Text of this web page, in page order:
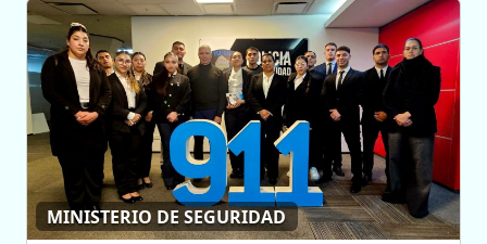
MINISTERIO DE SEGURIDAD